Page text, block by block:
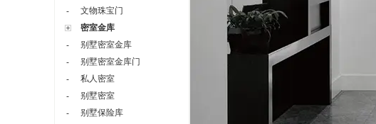
-
文物珠宝门
密室金库
-
别墅密室金库
-
别墅密室金库门
-
私人密室
-
别墅密室
-
别墅保险库